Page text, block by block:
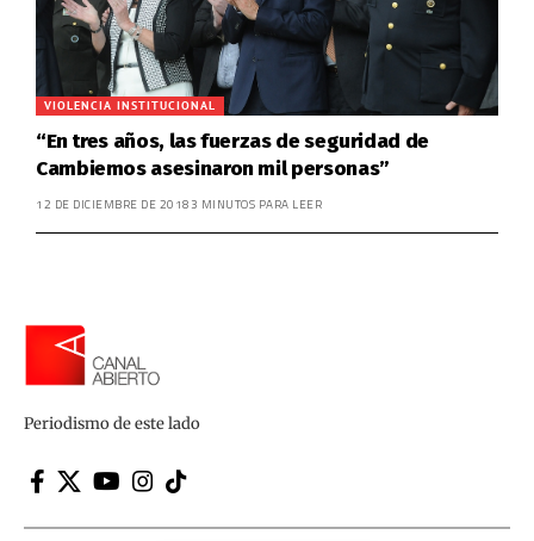
VIOLENCIA INSTITUCIONAL
“En tres años, las fuerzas de seguridad de
Cambiemos asesinaron mil personas”
12 DE DICIEMBRE DE 2018 3 MINUTOS PARA LEER
Periodismo de este lado